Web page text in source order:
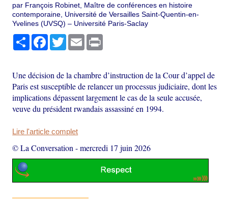
par François Robinet, Maître de conférences en histoire
contemporaine, Université de Versailles Saint-Quentin-en-
Yvelines (UVSQ) – Université Paris-Saclay
PartagerFacebook
TwitterEmail
Une décision de la chambre d’instruction de la Cour d’appel de
Paris est susceptible de relancer un processus judiciaire, dont les
implications dépassent largement le cas de la seule accusée,
veuve du président rwandais assassiné en 1994.
Lire l'article complet
© La Conversation -mercredi 17 juin 2026